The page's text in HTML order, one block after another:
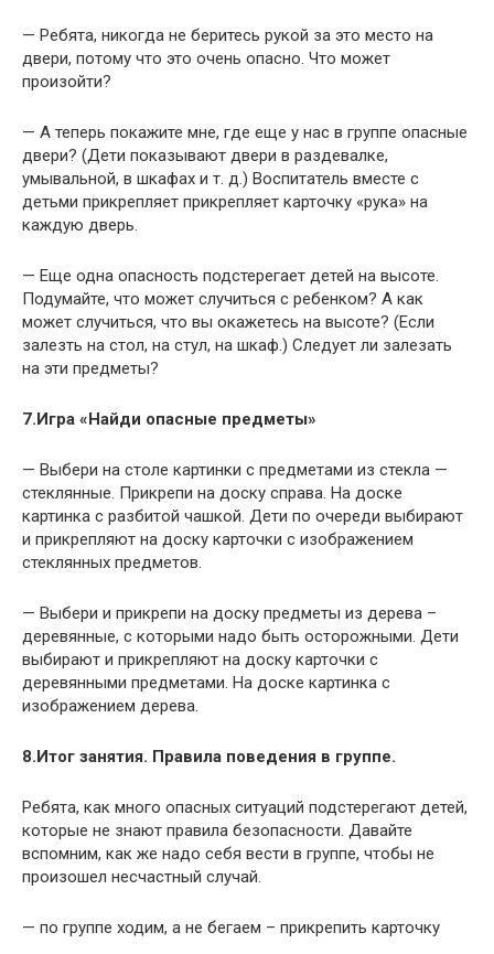
— Ребята, никогда не беритесь рукой за это место на
двери, потому что это очень опасно. Что может
произойти?
— А теперь покажите мне, где еще у нас в группе опасные
двери? (Дети показывают двери в раздевалке,
умывальной, в шкафах и т. д.) Воспитатель вместе с
детьми прикрепляет прикрепляет карточку «рука» на
каждую дверь.
— Еще одна опасность подстерегает детей на высоте.
Подумайте, что может случиться с ребенком? А как
может случиться, что вы окажетесь на высоте? (Если
залезть на стол, на стул, на шкаф.) Следует ли залезать
на эти предметы?
7.Игра «Найди опасные предметы»
— Выбери на столе картинки с предметами из стекла —
стеклянные. Прикрепи на доску справа. На доске
картинка с разбитой чашкой. Дети по очереди выбирают
и прикрепляют на доску карточки с изображением
стеклянных предметов.
— Выбери и прикрепи на доску предметы из дерева –
деревянные, с которыми надо быть осторожными. Дети
выбирают и прикрепляют на доску карточки с
деревянными предметами. На доске картинка с
изображением дерева.
8.Итог занятия. Правила поведения в группе.
Ребята, как много опасных ситуаций подстерегают детей,
которые не знают правила безопасности. Давайте
вспомним, как же надо себя вести в группе, чтобы не
произошел несчастный случай.
— по группе ходим, а не бегаем – прикрепить карточку